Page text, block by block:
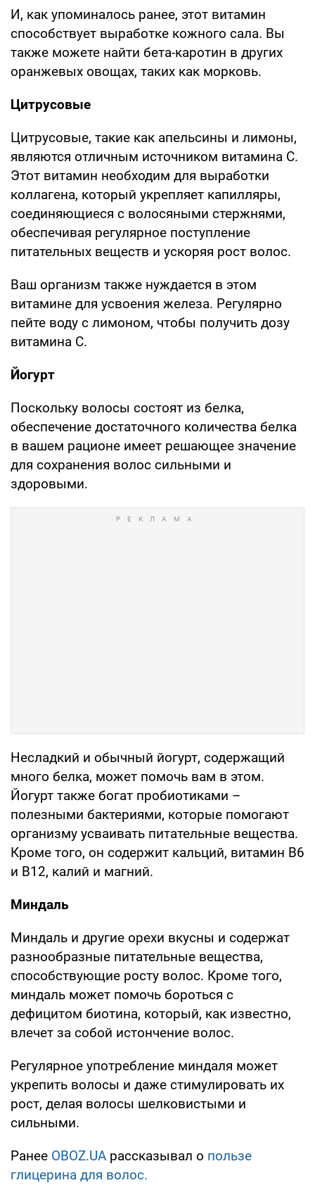
И, как упоминалось ранее, этот витамин
способствует выработке кожного сала. Вы
также можете найти бета-каротин в других
оранжевых овощах, таких как морковь.
Цитрусовые
Цитрусовые, такие как апельсины и лимоны,
являются отличным источником витамина С.
Этот витамин необходим для выработки
коллагена, который укрепляет капилляры,
соединяющиеся с волосяными стержнями,
обеспечивая регулярное поступление
питательных веществ и ускоряя рост волос.
Ваш организм также нуждается в этом
витамине для усвоения железа. Регулярно
пейте воду с лимоном, чтобы получить дозу
витамина С.
Йогурт
Поскольку волосы состоят из белка,
обеспечение достаточного количества белка
в вашем рационе имеет решающее значение
для сохранения волос сильными и
здоровыми.
Несладкий и обычный йогурт, содержащий
много белка, может помочь вам в этом.
Йогурт также богат пробиотиками –
полезными бактериями, которые помогают
организму усваивать питательные вещества.
Кроме того, он содержит кальций, витамин B6
и B12, калий и магний.
Миндаль
Миндаль и другие орехи вкусны и содержат
разнообразные питательные вещества,
способствующие росту волос. Кроме того,
миндаль может помочь бороться с
дефицитом биотина, который, как известно,
влечет за собой истончение волос.
Регулярное употребление миндаля может
укрепить волосы и даже стимулировать их
рост, делая волосы шелковистыми и
сильными.
Ранее OBOZ.UA рассказывал о пользе
глицерина для волос.